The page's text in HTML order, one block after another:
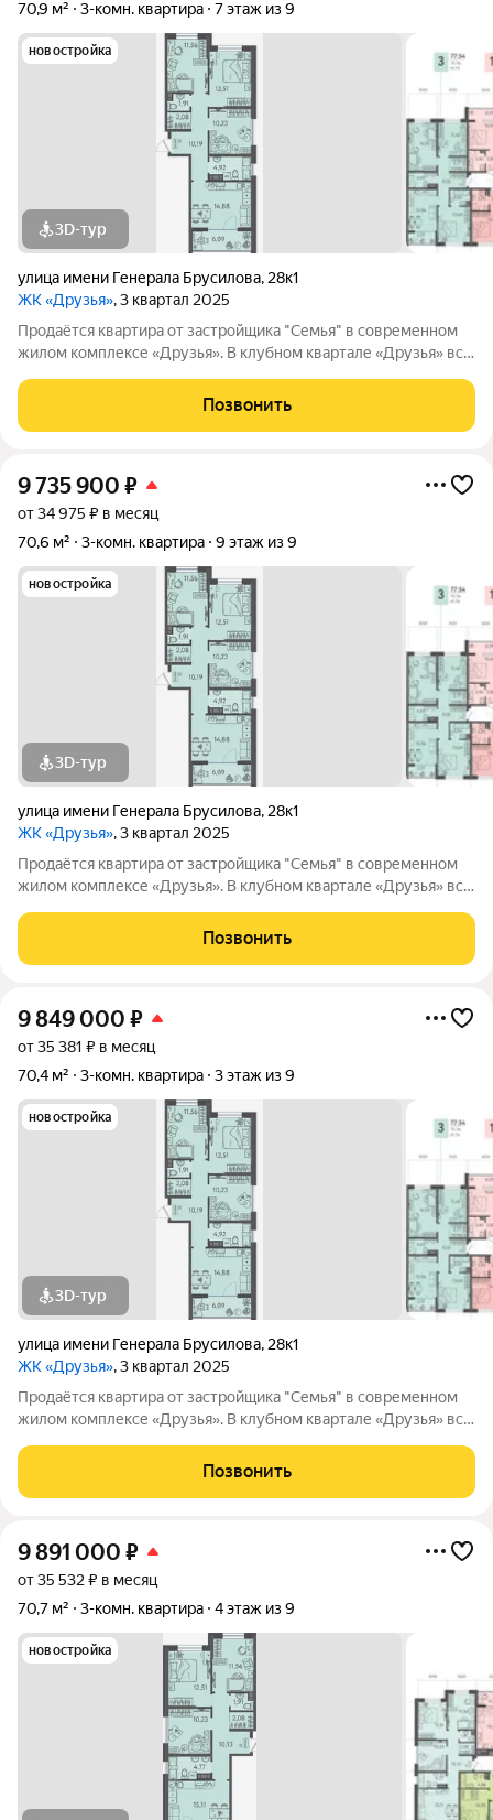
70,9 м²
3-комн. квартира 7 этаж из 9
новостройка
3D-тур
улица имени Генерала Брусилова, 28к1
ЖК «Друзья», 3 квартал 2025
Продаётся квартира от застройщика "Семья" в современном
жилом комплексе «Друзья». В клубном квартале «Друзья» все
Бесплатные игровая комната для детей и коворкинг для
Позвонить
9 735 900 ₽
от 34 975 ₽ в месяц
70,6 м²
3-комн. квартира 9 этаж из 9
новостройка
3D-тур
улица имени Генерала Брусилова, 28к1
ЖК «Друзья», 3 квартал 2025
Продаётся квартира от застройщика "Семья" в современном
жилом комплексе «Друзья». В клубном квартале «Друзья» все
Бесплатные игровая комната для детей и коворкинг для
Позвонить
9 849 000 ₽
от 35 381 ₽ в месяц
70,4 м²
3-комн. квартира 3 этаж из 9
новостройка
3D-тур
улица имени Генерала Брусилова, 28к1
ЖК «Друзья», 3 квартал 2025
Продаётся квартира от застройщика "Семья" в современном
жилом комплексе «Друзья». В клубном квартале «Друзья» все
Бесплатные игровая комната для детей и коворкинг для
Позвонить
9 891 000 ₽
от 35 532 ₽ в месяц
70,7 м²
3-комн. квартира 4 этаж из 9
новостройка